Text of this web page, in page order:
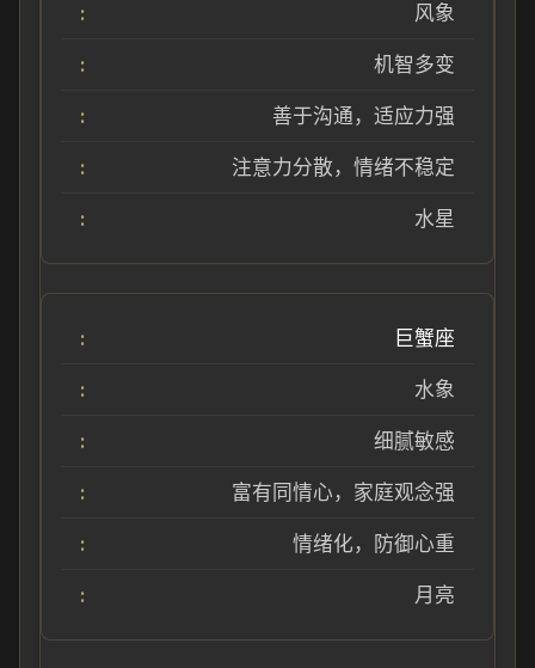
风象
机智多变
善于沟通，适应力强
注意力分散，情绪不稳定
水星
巨蟹座
水象
细腻敏感
富有同情心，家庭观念强
情绪化，防御心重
月亮